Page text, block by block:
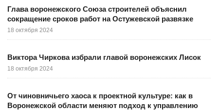
Глава воронежского Союза строителей объяснил
сокращение сроков работ на Остужевской развязке
18 октября 2024
Виктора Чиркова избрали главой воронежских Лисок
18 октября 2024
От чиновничьего хаоса к проектной культуре: как в
Воронежской области меняют подход к управлению